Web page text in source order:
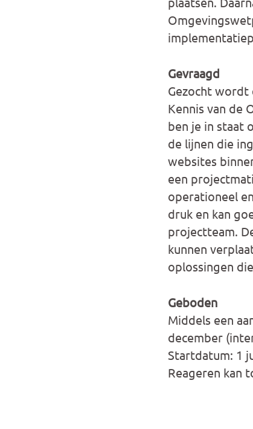
Gevraagd
Gezocht wordt
Kennis van de
ben je in staat
de lijnen die
websites
een
operationeel
druk en kan
projectteam.
kunnen
oplossingen
Geboden
Middels een
december
Startdatum: 1
Reageren kan